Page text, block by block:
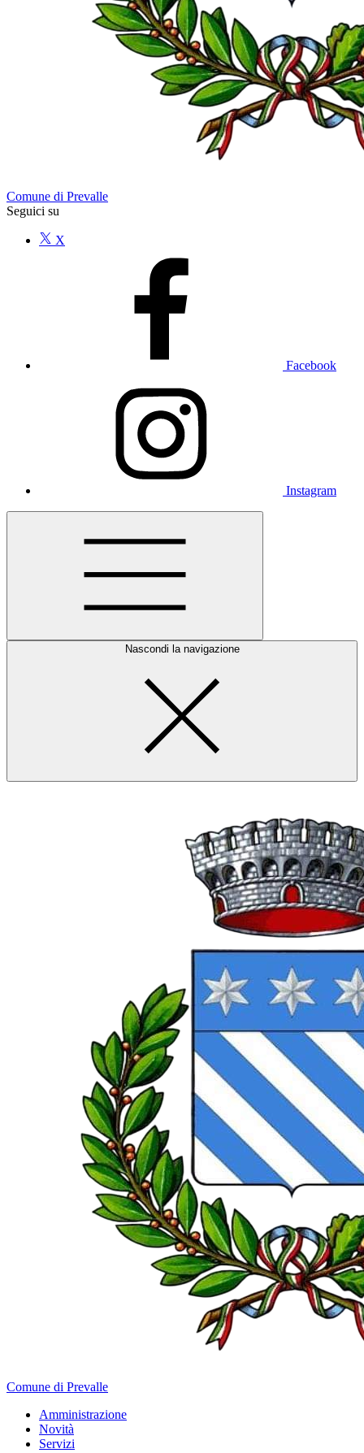
Comune di Prevalle
Seguici su
X
Facebook
Instagram
Nascondi la navigazione
Comune di Prevalle
Amministrazione
Novità
Servizi